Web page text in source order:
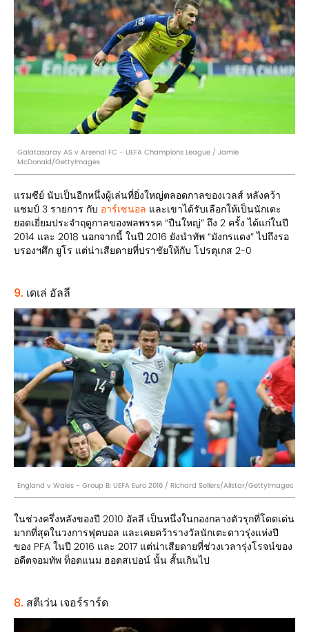
Galatasaray AS v Arsenal FC - UEFA Champions League / Jamie
McDonald/GettyImages
แรมซีย์ นับเป็นอีกหนึ่งผู้เล่นที่ยิ่งใหญ่ตลอดกาลของเวลส์ หลังคว้า
แชมป์ 3 รายการ กับ อาร์เซนอล และเขาได้รับเลือกให้เป็นนักเตะ
ยอดเยี่ยมประจำฤดูกาลของพลพรรค “ปืนใหญ่” ถึง 2 ครั้ง ได้แก่ในปี
2014 และ 2018 นอกจากนี้ ในปี 2016 ยังนำทัพ “มังกรแดง” ไปถึงรอ
บรองฯศึก ยูโร แต่น่าเสียดายที่ปราชัยให้กับ โปรตุเกส 2-0
9. เดเล่ อัลลี
England v Wales - Group B: UEFA Euro 2016 / Richard Sellers/Allstar/GettyImages
ในช่วงครึ่งหลังของปี 2010 อัลลี เป็นหนึ่งในกองกลางตัวรุกที่โดดเด่น
มากที่สุดในวงการฟุตบอล และเคยคว้ารางวัลนักเตะดาวรุ่งแห่งปี
ของ PFA ในปี 2016 และ 2017 แต่น่าเสียดายที่ช่วงเวลารุ่งโรจน์ของ
อดีตจอมทัพ ท็อตแนม ฮอตสเปอน์ นั้น สั้นเกินไป
8. สตีเว่น เจอร์ราร์ด